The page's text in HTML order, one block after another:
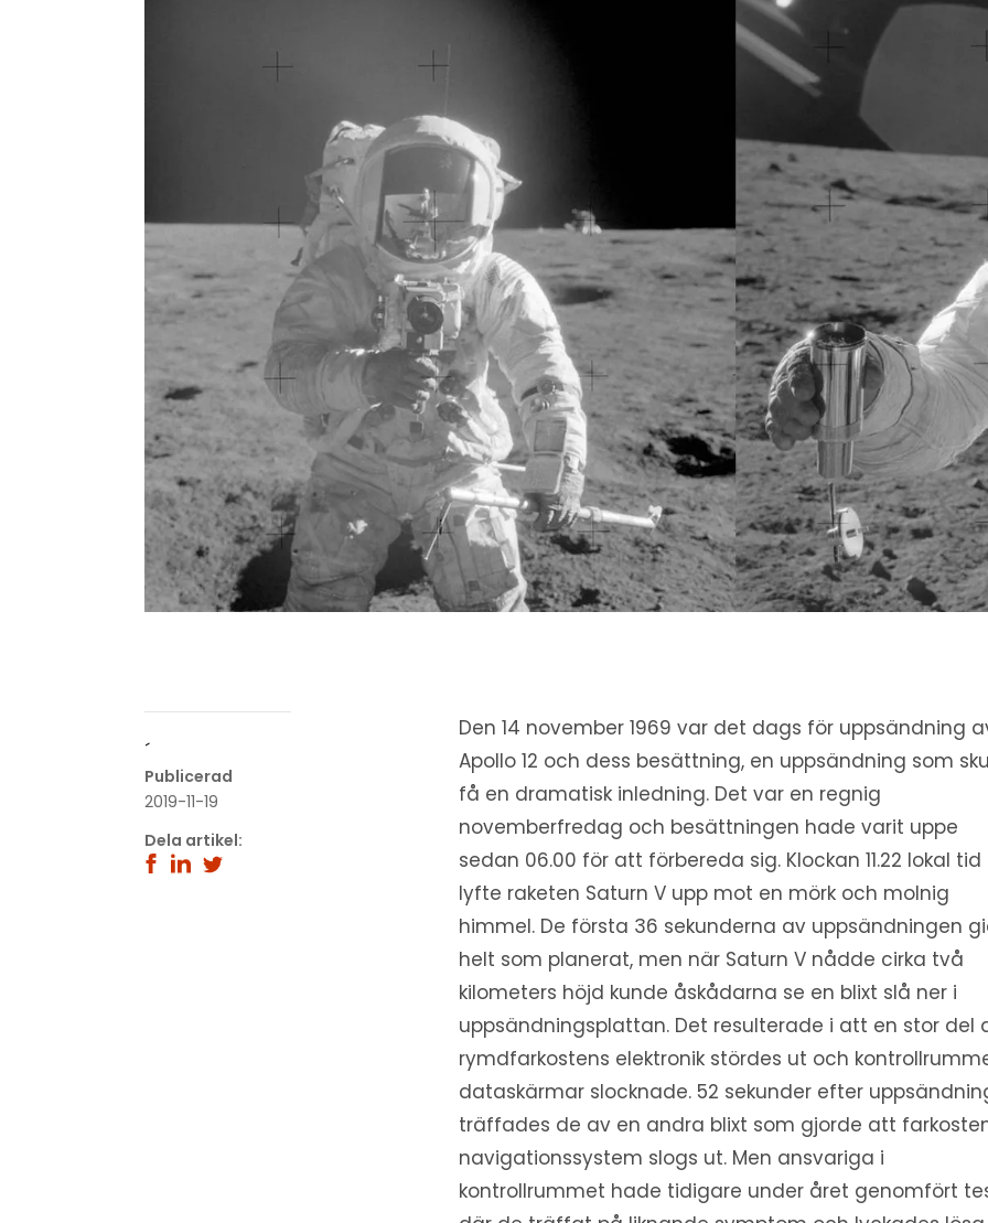
´
Publicerad
2019-11-19
Dela artikel:
Den 14 november 1969 var det dags för uppsändning
Apollo 12 och dess besättning, en uppsändning som
få en dramatisk inledning. Det var en regnig
novemberfredag och besättningen hade varit uppe
sedan 06.00 för att förbereda sig. Klockan 11.22 lokal tid
lyfte raketen Saturn V upp mot en mörk och molnig
himmel. De första 36 sekunderna av uppsändningen
helt som planerat, men när Saturn V nådde cirka två
kilometers höjd kunde åskådarna se en blixt slå ner i
uppsändningsplattan. Det resulterade i att en stor del
rymdfarkostens elektronik stördes ut och
dataskärmar slocknade. 52 sekunder efter
träffades de av en andra blixt som gjorde att
navigationssystem slogs ut. Men ansvariga i
kontrollrummet hade tidigare under året genomfört